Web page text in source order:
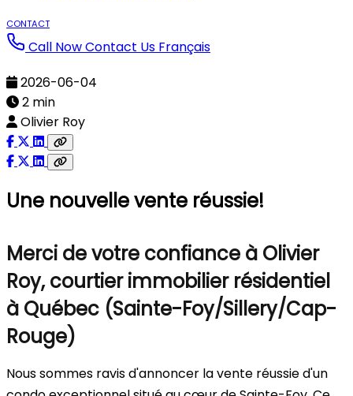
CONTACT
Call NowContact Us Français
2026-06-04
2 min
Olivier Roy
Une nouvelle vente réussie!
Merci de votre confiance à Olivier
Roy, courtier immobilier résidentiel
à Québec (Sainte-Foy/Sillery/Cap-
Rouge)
Nous sommes ravis d'annoncer la vente réussie d'un